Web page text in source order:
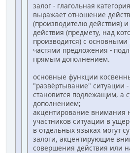
залог - глагольная
выражает отношение
(производителю действия) и
действия (предмету, над
производится) с
частями предложения -
прямым дополнением.
основные функции
"развёртывание" ситуации -
становится подлежащим, а
дополнением;
акцентирование внимания
участников ситуации в
в отдельных языках могут
залоги, акцентирующие
совершения действия или